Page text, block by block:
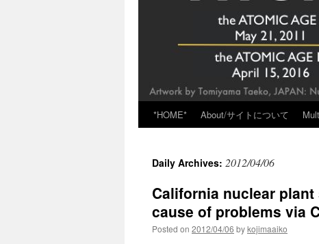
*HOME* About/サイトについて
Daily Archives: 2012/04/06
California nuclear
cause of problems via
Posted on 2012/04/06 bykojimaaiko